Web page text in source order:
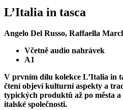
L’Italia in tasca
Angelo Del Russo, Raffaella
Včetně audio nahrávek
A1
V prvním dílu kolekce L’Italia in
čtení objeví kulturní aspekty a
typických produktů až po města
italské společnosti.